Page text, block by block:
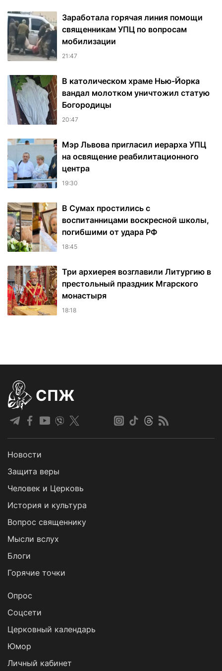
Заработала горячая линия помощи
священникам УПЦ по вопросам
мобилизации
21:47
В католическом храме Нью-Йорка
вандал молотком уничтожил статую
Богородицы
20:47
Мэр Львова пригласил иерарха УПЦ
на освящение реабилитационного
центра
19:30
В Сумах простились с
воспитанницами воскресной школы,
погибшими от удара РФ
18:45
Три архиерея возглавили Литургию в
престольный праздник Мгарского
монастыря
18:18
СПЖ
Новости
Защита веры
Человек и Церковь
История и культура
Вопрос священнику
Мысли вслух
Блоги
Горячие точки
Опрос
Cоцсети
Церковный календарь
Юмор
Личный кабинет